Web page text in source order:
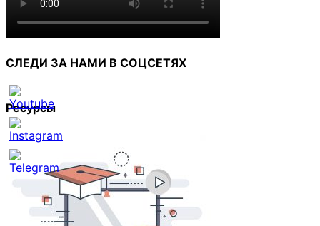
СЛЕДИ ЗА НАМИ В СОЦСЕТЯХ
Set
Youtube
Channel
Ресурсы